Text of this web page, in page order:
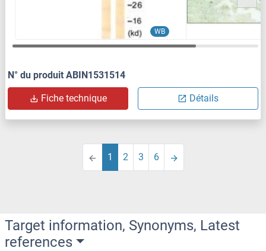
WB
N° du produit ABIN1531514
Fiche technique Détails
1 2 3 6
Target information, Synonyms, Latest
references